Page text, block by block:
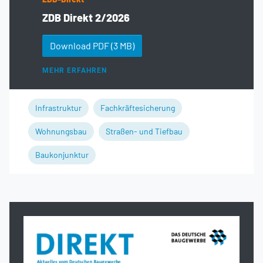
ZDB Direkt 2/2026
Download PDF(3 MB)
MEHR ERFAHREN
Infrastruktur Fachkräftesicherung
Wohnungsbau Straßen- und Tiefbau
Baukonjunktur